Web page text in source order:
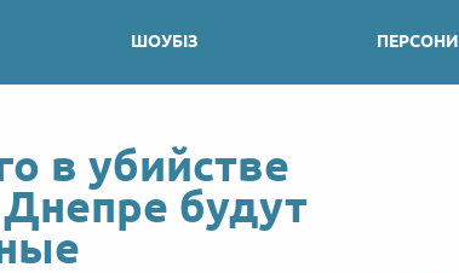
ШОУБІЗ ПЕРСОНИ
в убийстве
будут